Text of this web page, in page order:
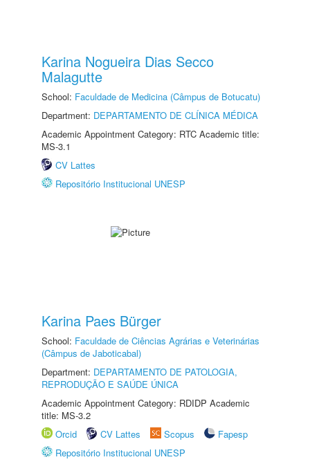
Karina Nogueira Dias Secco
Malagutte
School: Faculdade de Medicina (Câmpus de Botucatu)
Department: DEPARTAMENTO DE CLÍNICA MÉDICA
Academic Appointment Category: RTC Academic title:
MS-3.1
CV Lattes
Repositório Institucional UNESP
Karina Paes Bürger
School: Faculdade de Ciências Agrárias e Veterinárias
(Câmpus de Jaboticabal)
Department: DEPARTAMENTO DE PATOLOGIA,
REPRODUÇÃO E SAÚDE ÚNICA
Academic Appointment Category: RDIDP Academic
title: MS-3.2
Orcid
CV Lattes Scopus
Fapesp
Repositório Institucional UNESP